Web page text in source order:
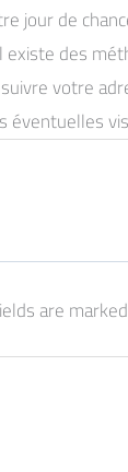
jour de
des
votre
are marked